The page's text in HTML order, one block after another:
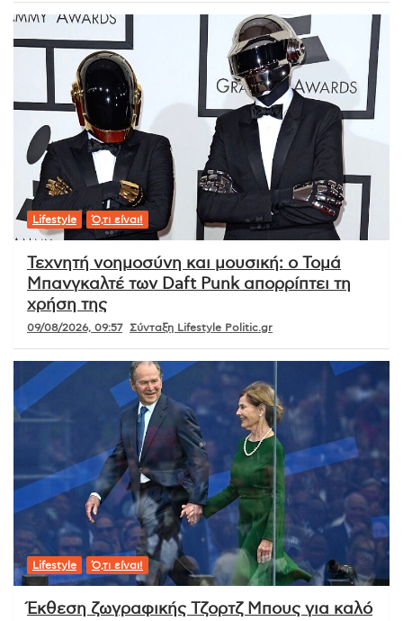
Lifestyle Ό,τι είναι!
Τεχνητή νοημοσύνη και μουσική: ο Τομά
Μπανγκαλτέ των Daft Punk απορρίπτει τη
χρήση της
09/08/2026, 09:57 Σύνταξη Lifestyle Politic.gr
Lifestyle Ό,τι είναι!
Έκθεση ζωγραφικής Τζορτζ Μπους για καλό